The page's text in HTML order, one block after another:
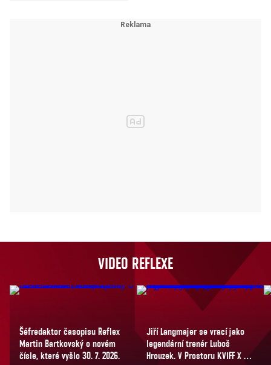
VIDEO REFLEXE
Šéfredaktor časopisu Reflex
Martin Bartkovský o novém
čísle, které vyšlo 30. 7. 2026.
Jiří Langmajer se vrací jako
legendární trenér Luboš
Hrouzek. V Prostoru KVIFF X s